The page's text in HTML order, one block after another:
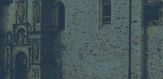
16
17
18